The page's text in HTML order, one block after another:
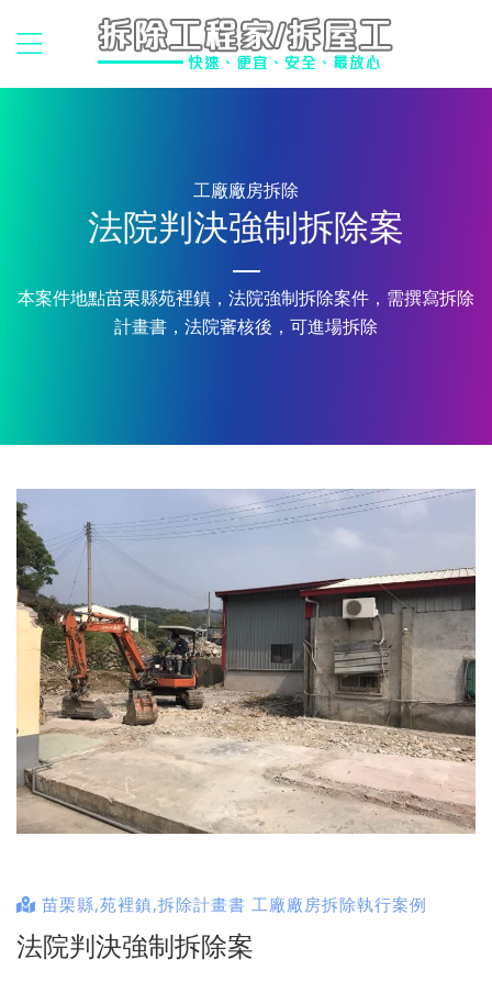
工廠廠房拆除
法院判決強制拆除案
本案件地點苗栗縣苑裡鎮，法院強制拆除案件，需撰寫拆除
計畫書，法院審核後，可進場拆除
苗栗縣,苑裡鎮,拆除計畫書 工廠廠房拆除執行案例
法院判決強制拆除案